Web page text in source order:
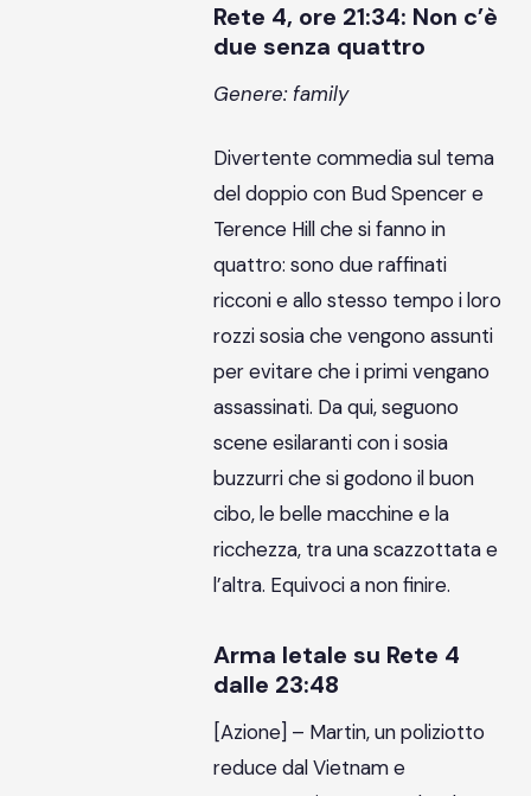
Rete 4, ore 21:34: Non c’è
due senza quattro
Genere: family
Divertente commedia sul tema
del doppio con Bud Spencer e
Terence Hill che si fanno in
quattro: sono due raffinati
ricconi e allo stesso tempo i loro
rozzi sosia che vengono assunti
per evitare che i primi vengano
assassinati. Da qui, seguono
scene esilaranti con i sosia
buzzurri che si godono il buon
cibo, le belle macchine e la
ricchezza, tra una scazzottata e
l’altra. Equivoci a non finire.
Arma letale su Rete 4
dalle 23:48
[Azione] – Martin, un poliziotto
reduce dal Vietnam e